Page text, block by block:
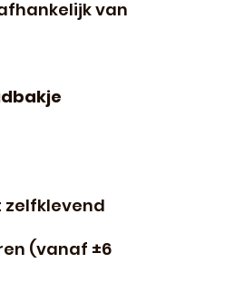
van
(vanaf ±6